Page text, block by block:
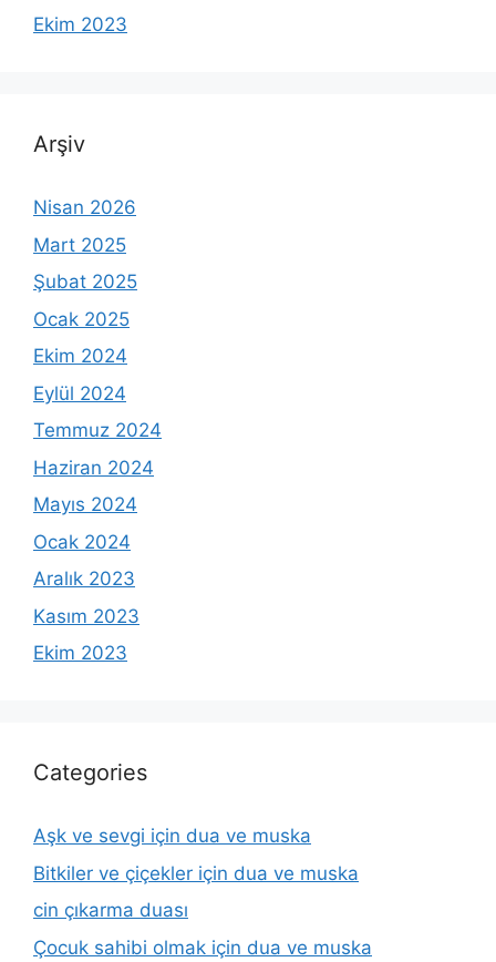
Ekim 2023
Arşiv
Nisan 2026
Mart 2025
Şubat 2025
Ocak 2025
Ekim 2024
Eylül 2024
Temmuz 2024
Haziran 2024
Mayıs 2024
Ocak 2024
Aralık 2023
Kasım 2023
Ekim 2023
Categories
Aşk ve sevgi için dua ve muska
Bitkiler ve çiçekler için dua ve muska
cin çıkarma duası
Çocuk sahibi olmak için dua ve muska